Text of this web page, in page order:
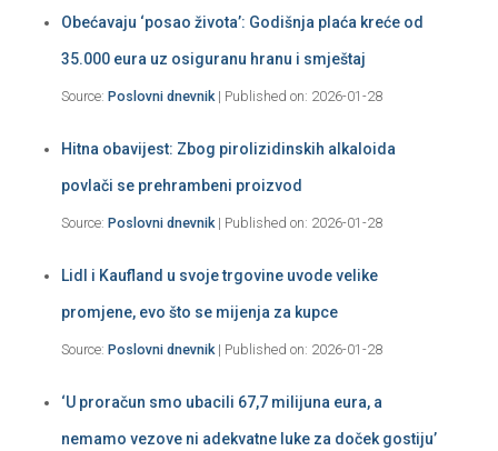
Obećavaju ‘posao života’: Godišnja plaća kreće od
35.000 eura uz osiguranu hranu i smještaj
Source: Poslovni dnevnik Published on: 2026-01-28
Hitna obavijest: Zbog pirolizidinskih alkaloida
povlači se prehrambeni proizvod
Source: Poslovni dnevnik Published on: 2026-01-28
Lidl i Kaufland u svoje trgovine uvode velike
promjene, evo što se mijenja za kupce
Source: Poslovni dnevnik Published on: 2026-01-28
‘U proračun smo ubacili 67,7 milijuna eura, a
nemamo vezove ni adekvatne luke za doček gostiju’